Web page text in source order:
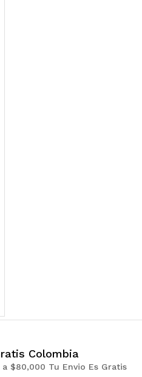
Colombia
$80,000 Tu Envio Es Gratis